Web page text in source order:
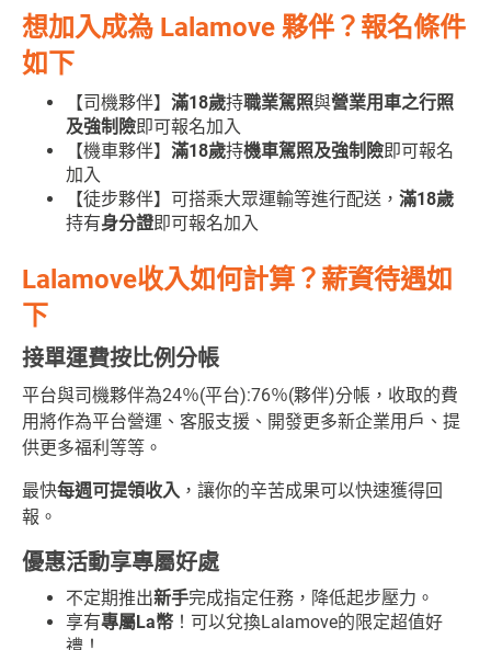
想加入成為 Lalamove 夥伴？ 報名條件
如下
【司機夥伴】 滿18歲持職業駕照與營業用車之行照
及強制險即可報名加入
【機車夥伴】 滿18歲持機車駕照及強制險即可報名
加入
【徒步夥伴】可搭乘大眾運輸等進行配送， 滿18歲
持有身分證即可報名加入
Lalamove收入如何計算？ 薪資待遇如
下
接單運費按比例分帳
平台與司機夥伴為24％(平台):76％(夥伴)分帳，收取的費
用將作為平台營運、客服支援、開發更多新企業用戶、提
供更多福利等等。
最快每週可提領收入 ，讓你的辛苦成果可以快速獲得回
報。
優惠活動享專屬好處
不定期推出新手完成指定任務，降低起步壓力。
享有專屬La幣 ！可以兌換Lalamove的限定超值好